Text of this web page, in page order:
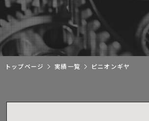
トップページ 実績一覧 ピニオンギヤ